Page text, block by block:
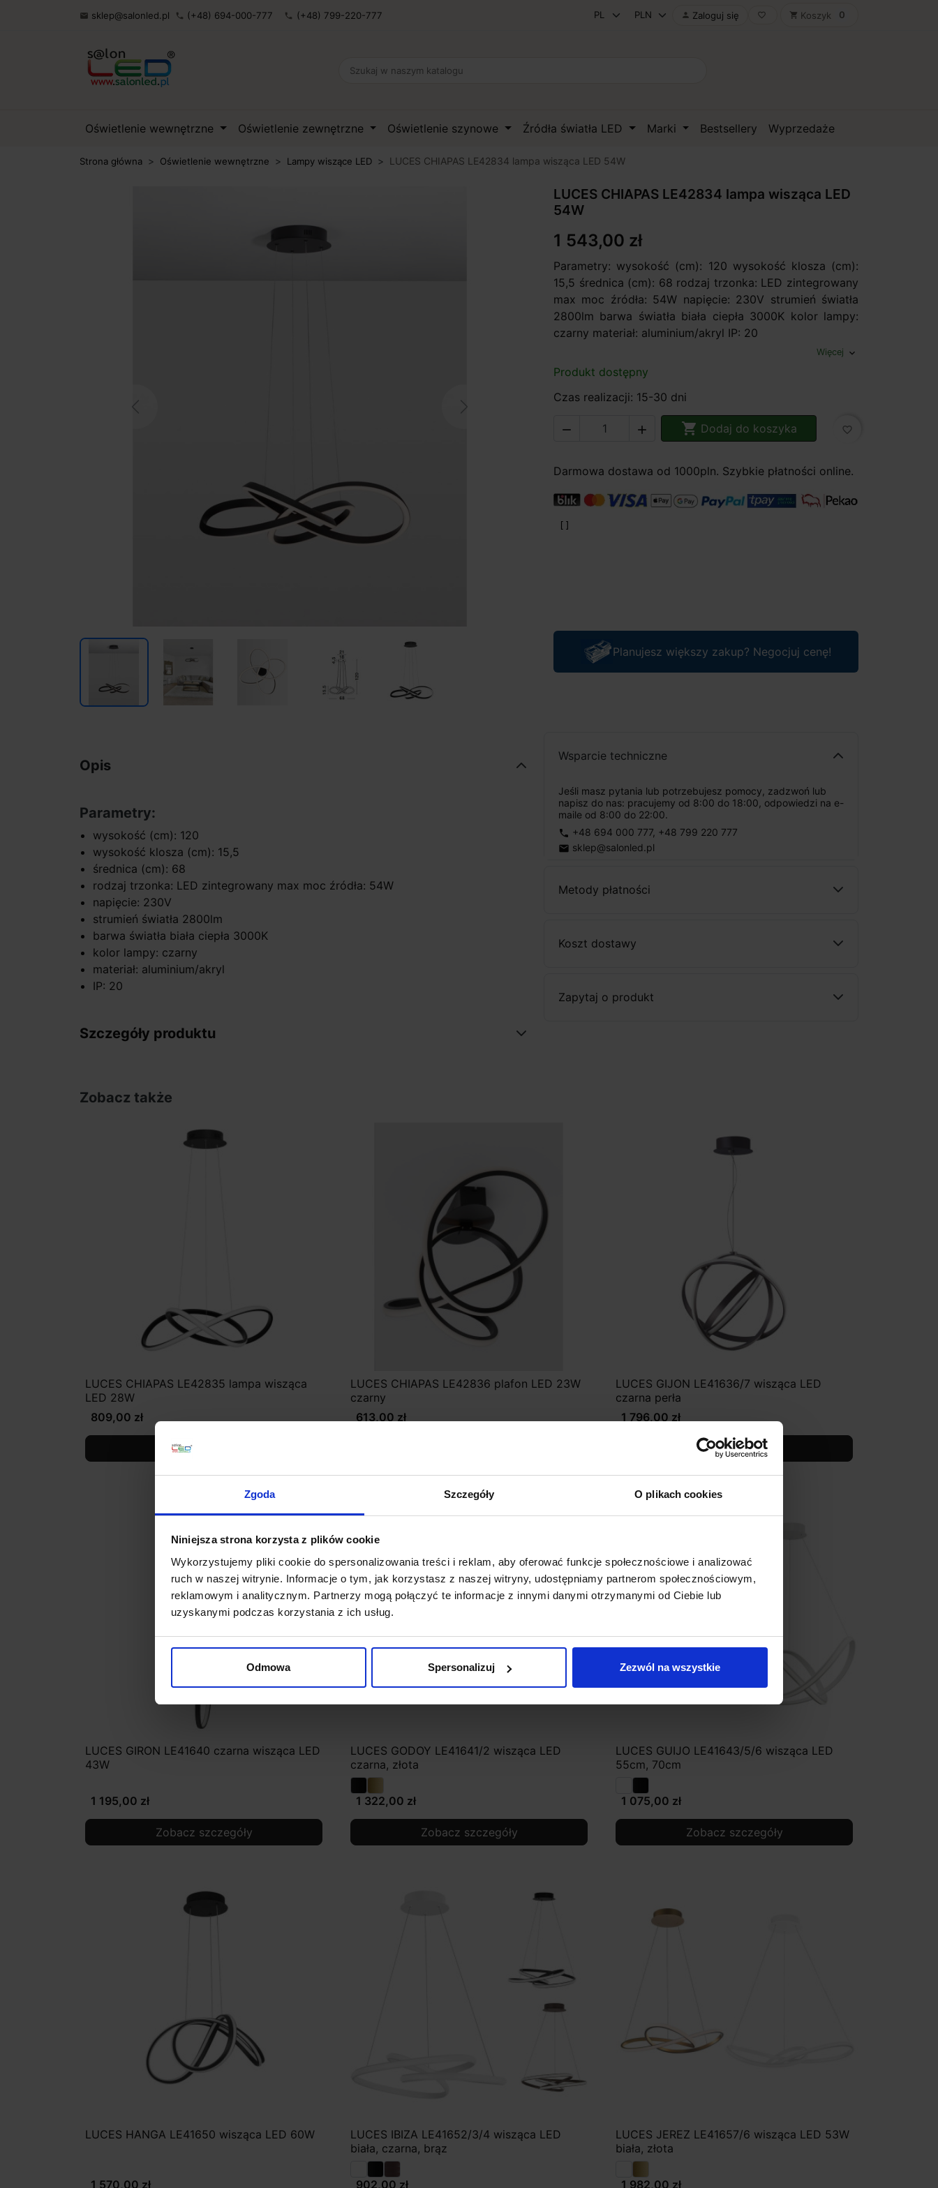
Zgoda Szczegóły O plikach cookies
Niniejsza strona korzysta z plików cookie
Wykorzystujemy pliki cookie do spersonalizowania treści i reklam, aby oferować funkcje społecznościowe i analizować
ruch w naszej witrynie. Informacje o tym, jak korzystasz z naszej witryny, udostępniamy partnerom społecznościowym,
reklamowym i analitycznym. Partnerzy mogą połączyć te informacje z innymi danymi otrzymanymi od Ciebie lub
uzyskanymi podczas korzystania z ich usług.
Odmowa Spersonalizuj Zezwól na wszystkie
 sklep@salonled.pl phone (+48) 694-000-777 phone (+48) 799-220-777  Zaloguj się favorite_border shopping_cart Koszyk 0
Oświetlenie wewnętrzne Oświetlenie zewnętrzne Oświetlenie szynowe Źródła światła LED Marki Bestsellery Wyprzedaże
Strona główna Oświetlenie wewnętrzne Lampy wiszące LED LUCES CHIAPAS LE42834 lampa wisząca LED 54W
LUCES CHIAPAS LE42834 lampa wisząca LED
54W
1 543,00 zł
Parametry: wysokość (cm): 120 wysokość klosza (cm):
15,5 średnica (cm): 68 rodzaj trzonka: LED zintegrowany
max moc źródła: 54W napięcie: 230V strumień światła
2800lm barwa światła biała ciepła 3000K kolor lampy:
czarny materiał: aluminium/akryl IP: 20
Więcej expand_more
Produkt dostępny
Czas realizacji: 15-30 dni
   Dodaj do koszyka favorite_border
Darmowa dostawa od 1000pln. Szybkie płatności online.
Planujesz większy zakup? Negocjuj cenę!
Wsparcie techniczne
Jeśli masz pytania lub potrzebujesz pomocy, zadzwoń lub
napisz do nas: pracujemy od 8:00 do 18:00, odpowiedzi na e-
maile od 8:00 do 22:00.
phone +48 694 000 777, +48 799 220 777
email sklep@salonled.pl
Metody płatności
Koszt dostawy
Zapytaj o produkt
Opis
Parametry:
wysokość (cm): 120
wysokość klosza (cm): 15,5
średnica (cm): 68
rodzaj trzonka: LED zintegrowany max moc źródła: 54W
napięcie: 230V
strumień światła 2800lm
barwa światła biała ciepła 3000K
kolor lampy: czarny
materiał: aluminium/akryl
IP: 20
Szczegóły produktu
Zobacz także
LUCES CHIAPAS LE42835 lampa wisząca
LED 28W
809,00 zł
Zobacz szczegóły
LUCES CHIAPAS LE42836 plafon LED 23W
czarny
613,00 zł
LUCES GIJON LE41636/7 wisząca LED
czarna perła
1 796,00 zł
Zobacz szczegóły
LUCES GIRON LE41640 czarna wisząca LED
43W
1 195,00 zł
Zobacz szczegóły
LUCES GODOY LE41641/2 wisząca LED
czarna, złota
1 322,00 zł
Zobacz szczegóły
LUCES GUIJO LE41643/5/6 wisząca LED
55cm, 70cm
1 075,00 zł
Zobacz szczegóły
LUCES HANGA LE41650 wisząca LED 60W
1 570,00 zł
LUCES IBIZA LE41652/3/4 wisząca LED
biała, czarna, brąz
902,00 zł
LUCES JEREZ LE41657/6 wisząca LED 53W
biała, złota
1 982,00 zł